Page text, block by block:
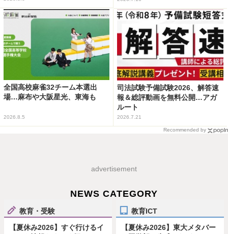
全国高校麻雀32チーム本選出
場…麻布や大阪星光、東海も
2026.8.5
司法試験予備試験2026、解答速
報＆総評動画を無料公開…アガ
ルート
2026.7.21
Recommended by
advertisement
NEWS CATEGORY
教育・受験
【夏休み2026】すぐ行けるイ
教育ICT
【夏休み2026】東大メタバー